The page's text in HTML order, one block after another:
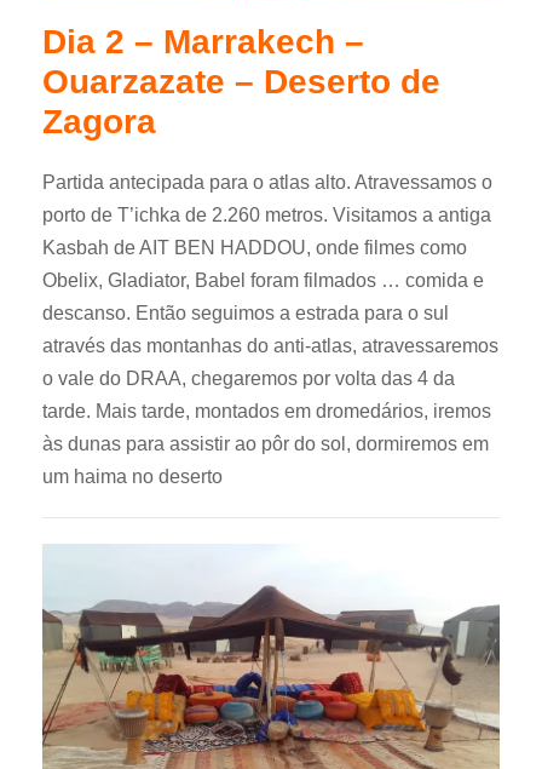
Dia 2 – Marrakech –
Ouarzazate – Deserto de
Zagora
Partida antecipada para o atlas alto. Atravessamos o
porto de T’ichka de 2.260 metros. Visitamos a antiga
Kasbah de AIT BEN HADDOU, onde filmes como
Obelix, Gladiator, Babel foram filmados … comida e
descanso. Então seguimos a estrada para o sul
através das montanhas do anti-atlas, atravessaremos
o vale do DRAA, chegaremos por volta das 4 da
tarde. Mais tarde, montados em dromedários, iremos
às dunas para assistir ao pôr do sol, dormiremos em
um haima no deserto